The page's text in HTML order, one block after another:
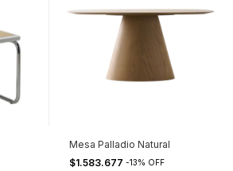
Mesa Palladio Natural
$1.583.677 -13% OFF